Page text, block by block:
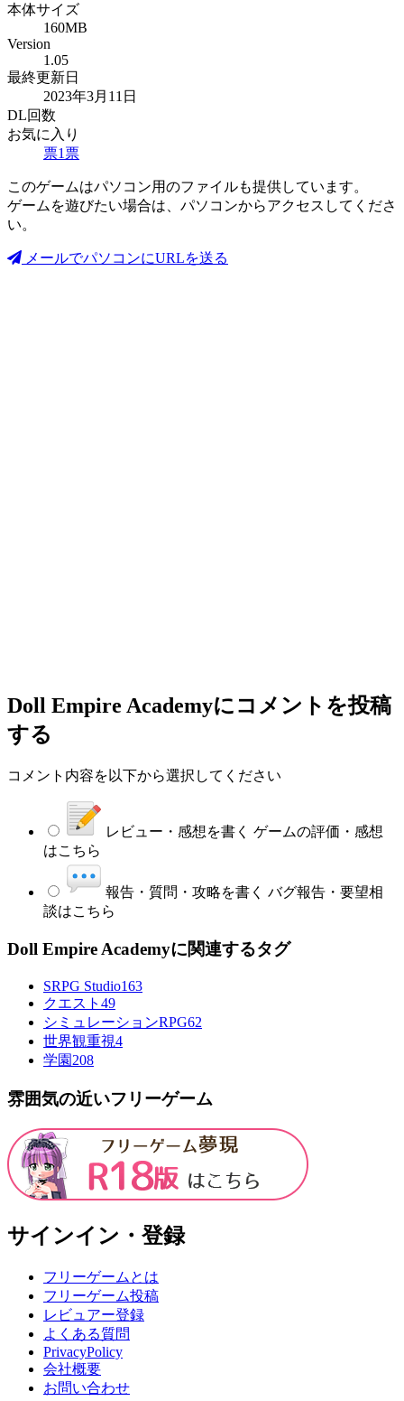
本体サイズ
160MB
Version
1.05
最終更新日
2023年3月11日
DL回数
お気に入り
票1 票
このゲームはパソコン用のファイルも提供しています。
ゲームを遊びたい場合は、パソコンからアクセスしてくださ
い。
メールでパソコンにURLを送る
Doll Empire Academyにコメントを投稿
する
コメント内容を以下から選択してください
レビュー・感想を書く ゲームの評価・感想
はこちら
報告・質問・攻略を書く バグ報告・要望相
談はこちら
Doll Empire Academyに関連するタグ
SRPG Studio163
クエスト 49
シミュレーションRPG62
世界観重視4
学園 208
雰囲気の近いフリーゲーム
サインイン・登録
フリーゲームとは
フリーゲーム投稿
レビュアー登録
よくある質問
PrivacyPolicy
会社概要
お問い合わせ